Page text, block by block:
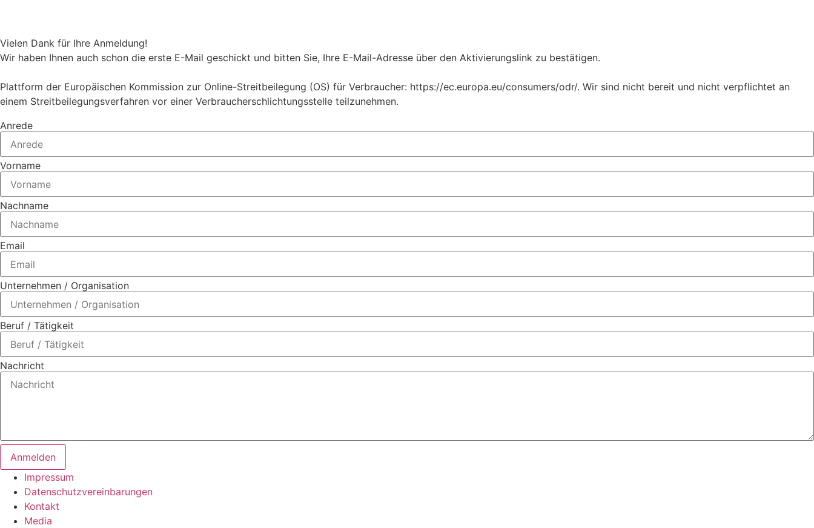
Vielen Dank für Ihre Anmeldung!
Wir haben Ihnen auch schon die erste E-Mail geschickt und bitten Sie, Ihre E-Mail-Adresse über den Aktivierungslink zu bestätigen.
Plattform der Europäischen Kommission zur Online-Streitbeilegung (OS) für Verbraucher: https://ec.europa.eu/consumers/odr/. Wir sind nicht bereit und nicht verpflichtet an
einem Streitbeilegungsverfahren vor einer Verbraucherschlichtungsstelle teilzunehmen.
Anrede
Vorname
Nachname
Email
Unternehmen / Organisation
Beruf / Tätigkeit
Nachricht
Anmelden
Impressum
Datenschutzvereinbarungen
Kontakt
Media